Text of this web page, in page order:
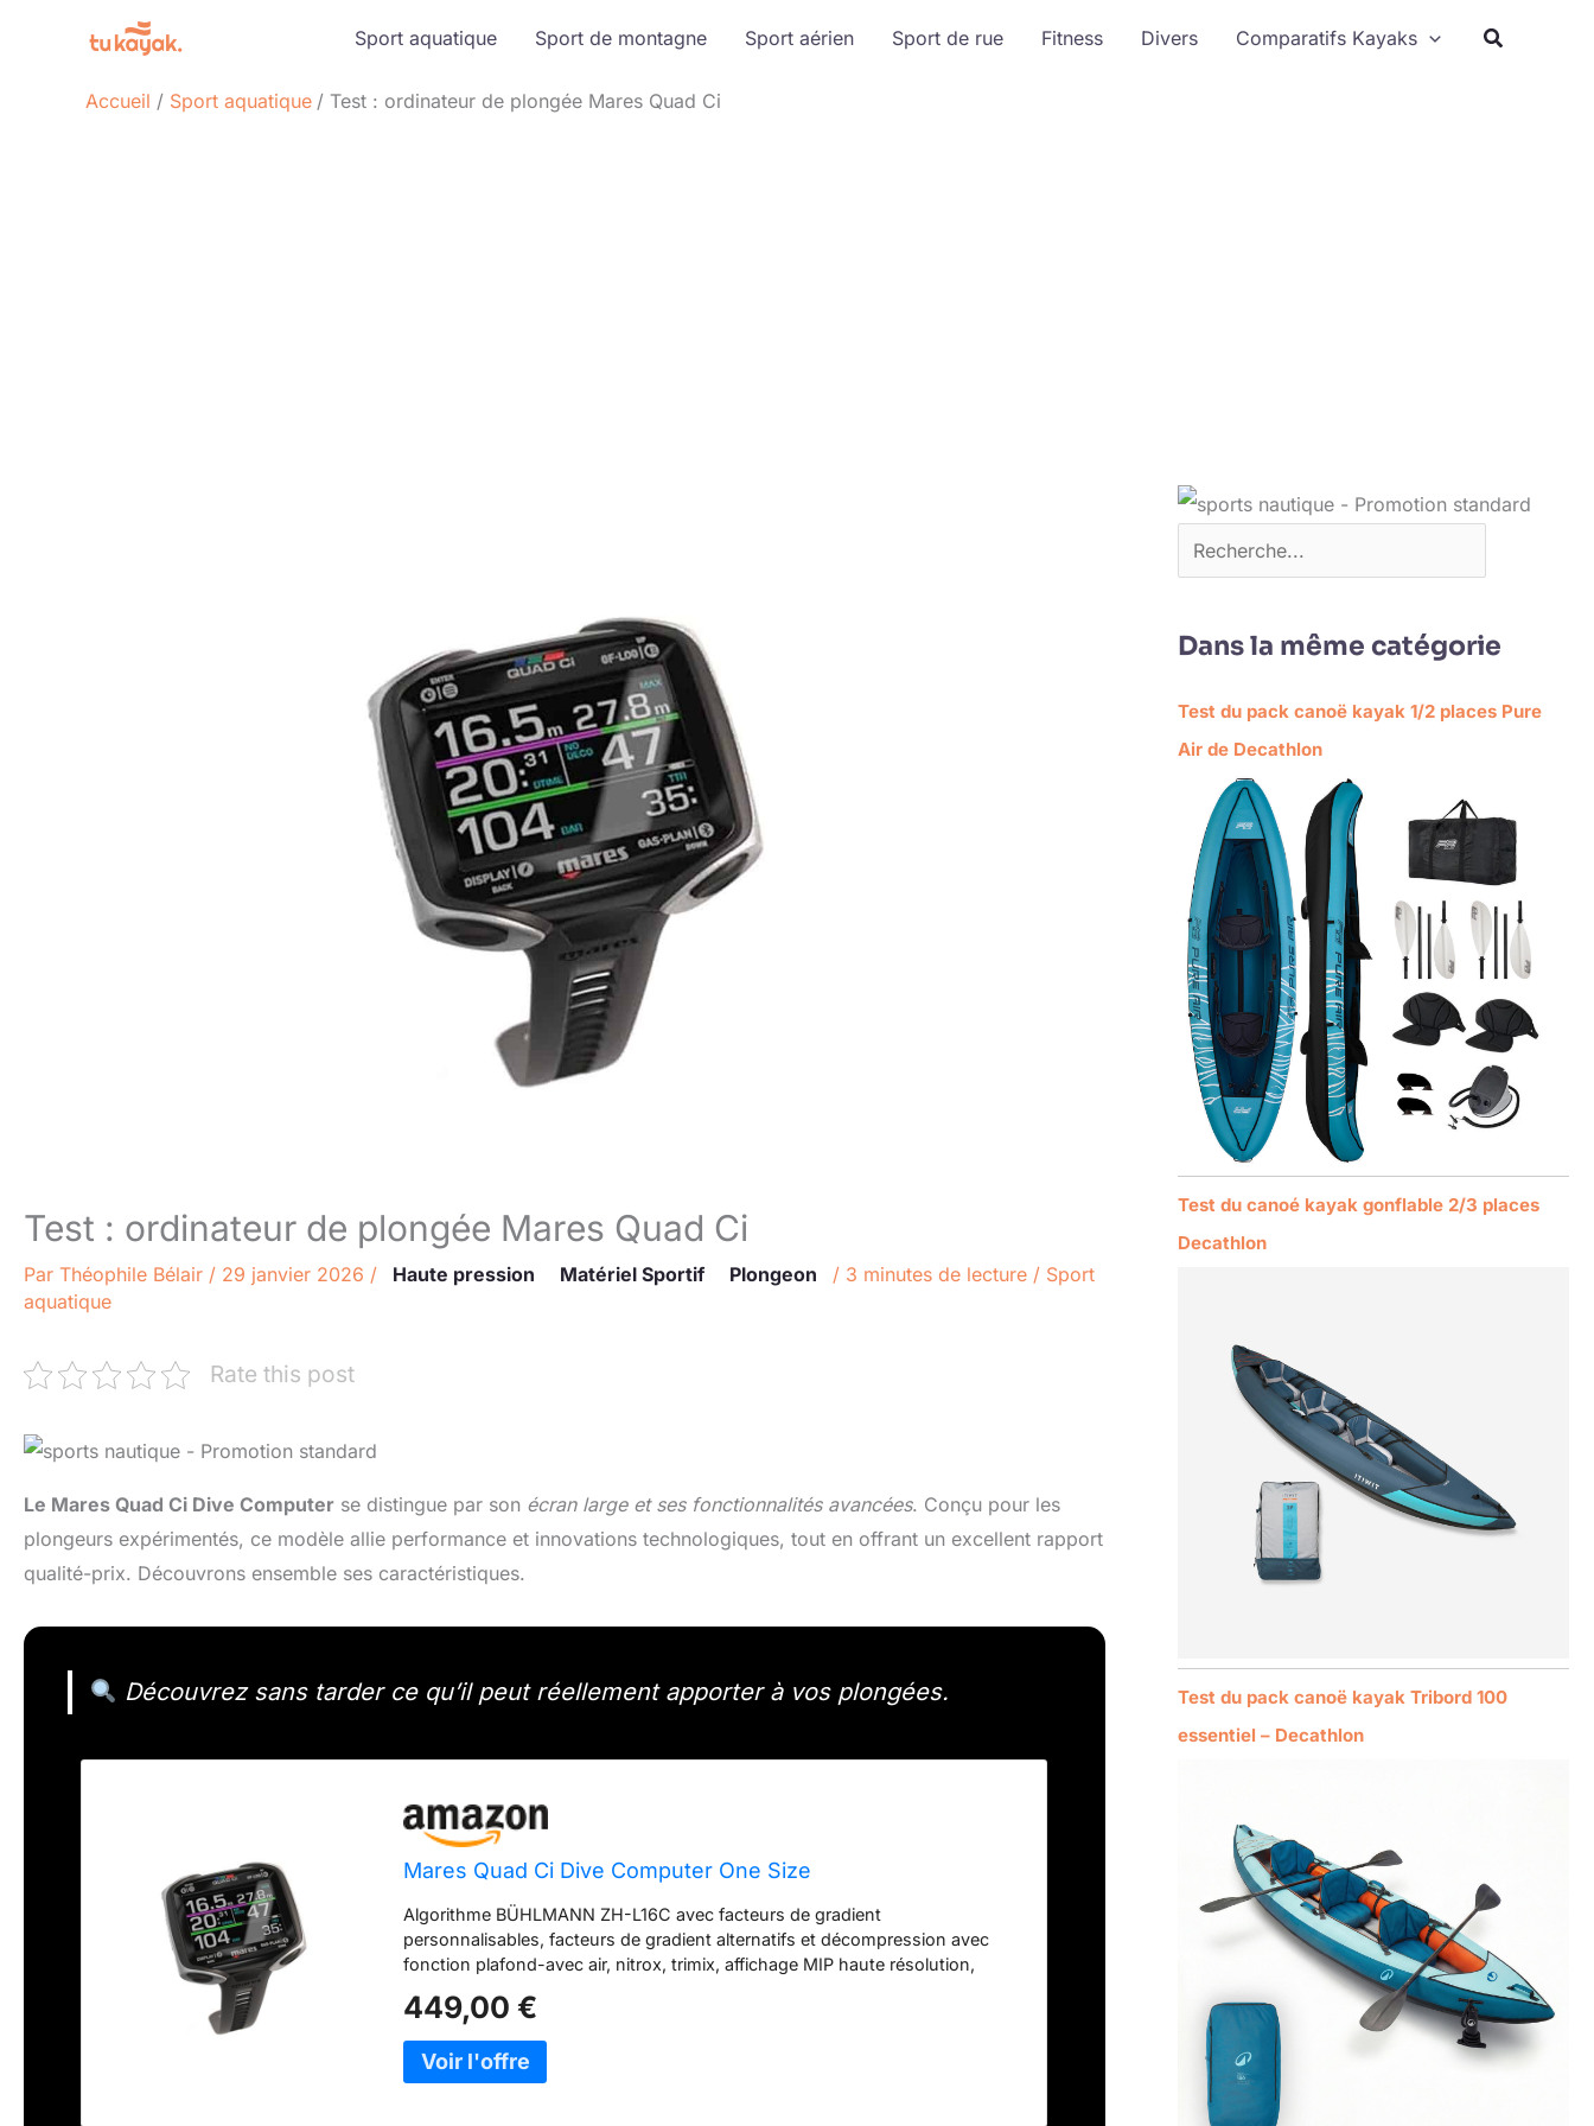
Sport aquatique Sport de montagne Sport aérien Sport de rue Fitness Divers Comparatifs Kayaks
Accueil Sport aquatique Test : ordinateur de plongée Mares Quad Ci
Test : ordinateur de plongée Mares Quad Ci
Par Théophile Bélair / 29 janvier 2026 / Haute pression Matériel Sportif Plongeon / 3 minutes de lecture / Sport
aquatique
Rate this post
Le Mares Quad Ci Dive Computer se distingue par son écran large et ses fonctionnalités avancées. Conçu pour les
plongeurs expérimentés, ce modèle allie performance et innovations technologiques, tout en offrant un excellent rapport
qualité-prix. Découvrons ensemble ses caractéristiques.
Découvrez sans tarder ce qu’il peut réellement apporter à vos plongées.
Mares Quad Ci Dive Computer One Size
Algorithme BÜHLMANN ZH-L16C avec facteurs de gradient
personnalisables, facteurs de gradient alternatifs et décompression avec
fonction plafond-avec air, nitrox, trimix, affichage MIP haute résolution,
numérique entièrement inclinable avec détection de mémoire et intégration
de chronomètre des données de cylindre sans fouet pour jusqu'à cinq
émetteurs, la pression du cylindre et le niveau de saturation affichés par
couleurs. Intervalles de valeur correspondantes pour une lecture en un coup
449,00 €
Dans la même catégorie
Test du pack canoë kayak 1/2 places Pure
Air de Decathlon
Test du canoé kayak gonflable 2/3 places
Decathlon
Test du pack canoë kayak Tribord 100
essentiel – Decathlon